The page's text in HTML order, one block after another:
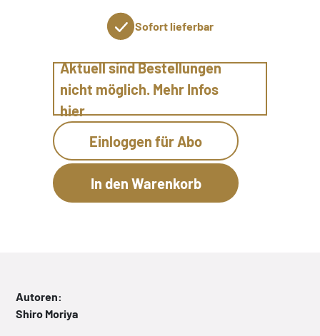
Sofort lieferbar
Aktuell sind Bestellungen
nicht möglich. Mehr Infos
hier
Einloggen für Abo
Autoren:
Shiro Moriya